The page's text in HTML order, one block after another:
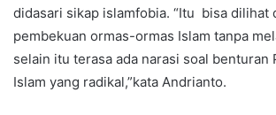
didasari sikap islamfobia. “Itu bisa dilihat
pembekuan ormas-ormas Islam tanpa
selain itu terasa ada narasi soal benturan
Islam yang radikal,”kata Andrianto.